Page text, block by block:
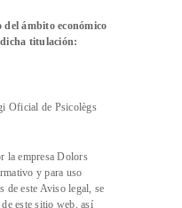
ámbito económico
titulación:
Oficial de Psicolègs
la empresa Dolors
y para uso
de este Aviso legal, se
este sitio web, así